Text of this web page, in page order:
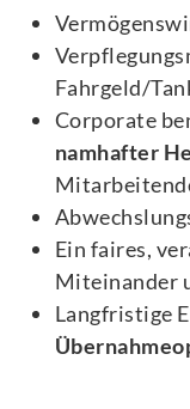
Fahrgeld/
Corporate
namhafter
Ein faires,
Miteinander
Langfristige